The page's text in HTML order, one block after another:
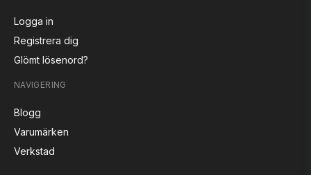
Logga in
Registrera dig
Glömt lösenord?
NAVIGERING
Blogg
Varumärken
Verkstad